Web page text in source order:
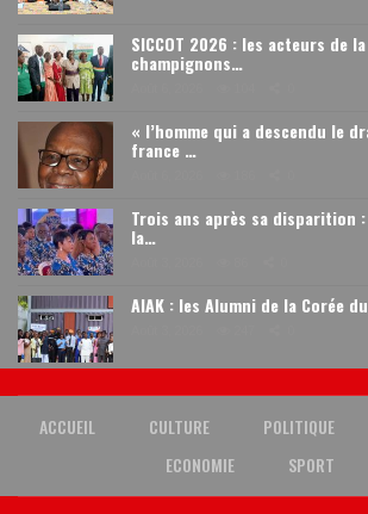
SICCOT 2026 : les acteurs de
champignons…
« l’homme qui a descendu le
france …
Trois ans après sa disparition :
la…
AIAK : les Alumni de la Corée
ACCUEIL CULTURE POLITIQUE
ECONOMIE
SPORT